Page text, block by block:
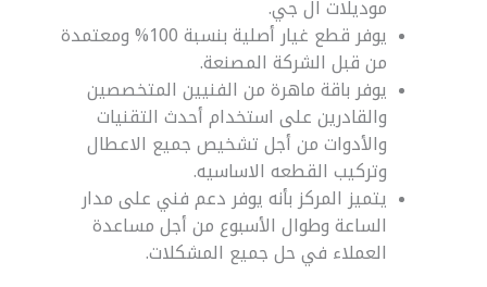
موديلات ال جي.
يوفر قطع غيار أصلية بنسبة 100% ومعتمدة
من قبل الشركة المصنعة.
يوفر باقة ماهرة من الفنيين المتخصصين
والقادرين على استخدام أحدث التقنيات
والأدوات من أجل تشخيص جميع الاعطال
وتركيب القطعه الاساسيه.
يتميز المركز بأنه يوفر دعم فني على مدار
الساعة وطوال الأسبوع من أجل مساعدة
العملاء في حل جميع المشكلات.